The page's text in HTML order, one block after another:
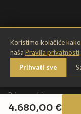
4.680,00 €
Koristimo kolačiće
naša Pravila privatnosti.
Prihvati sve
INFORMACIJE
O nama
Kontakt
Briga o nakitu
Jamstvo